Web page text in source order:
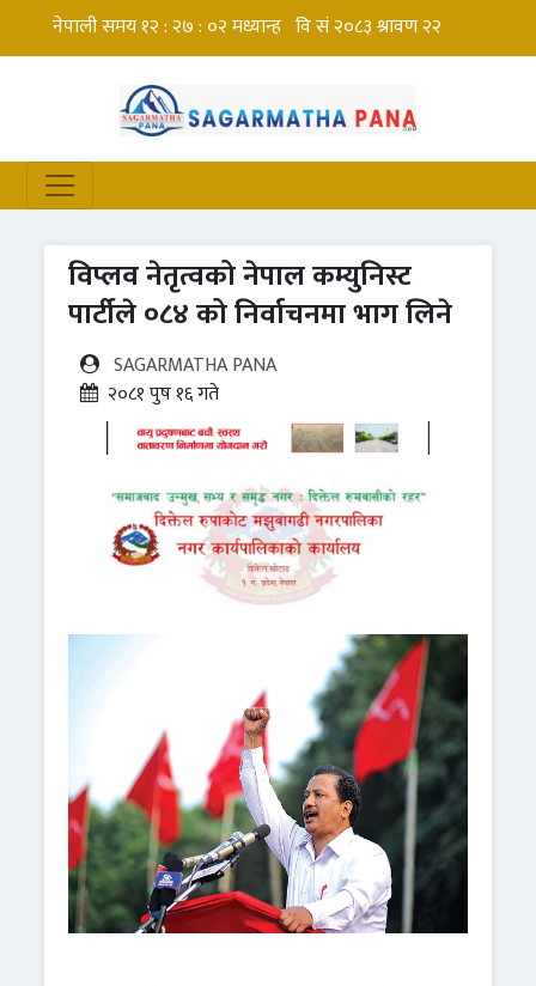
विप्लव नेतृत्वको नेपाल कम्युनिस्ट
पार्टीले ०८४ को निर्वाचनमा भाग लिने
SAGARMATHA PANA
२०८१ पुष १६ गते